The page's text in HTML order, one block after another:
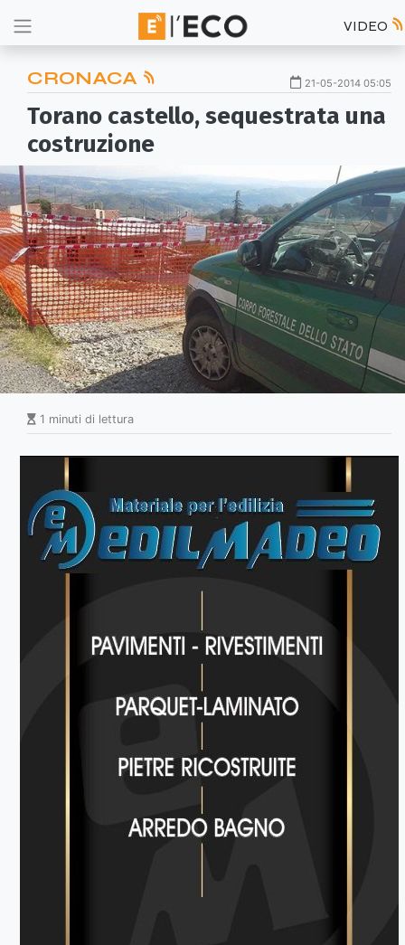
VIDEO
CRONACA 21-05-2014 05:05
Torano castello, sequestrata una
costruzione
1 minuti di lettura